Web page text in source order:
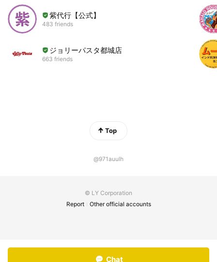
紫代行【公式】
483 friends
ジョリーパスタ都城店
663 friends
Top
@971auulh
© LY Corporation
Report
Other official accounts
Chat